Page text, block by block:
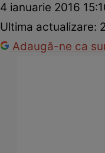
4 ianuarie 2016
Ultima actualizare:
Adaugă-ne ca